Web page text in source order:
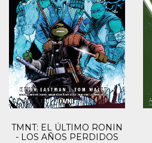
TMNT: EL ÚLTIMO RONIN
- LOS AÑOS PERDIDOS